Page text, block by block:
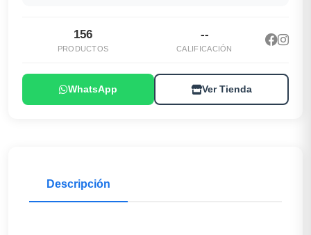
156
PRODUCTOS
--
CALIFICACIÓN
WhatsApp Ver Tienda
Descripción